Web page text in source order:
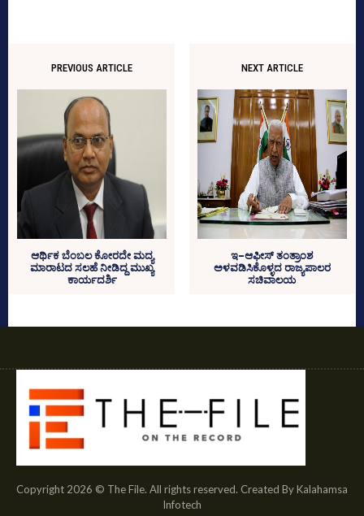
PREVIOUS ARTICLE
ಆರ್ಥಿಕ ಬೆಂಬಲ ಕೋರದೇ ಮದ್ಯ
ಮಾರಾಟದ ಸಲಹೆ ನೀಡಿದ್ದ ಮುಖ್ಯ
ಕಾರ್ಯದರ್ಶಿ
NEXT ARTICLE
ಇ-ಆಫೀಸ್ ತಂತ್ರಾಂಶ
ಅಳವಡಿಸಿಕೊಳ್ಳದ ರಾಜ್ಯಪಾಲರ
ಸಚಿವಾಲಯ
Copyright 2026 © The File. All rights reserved. Created By Kalahamsa
Infotech